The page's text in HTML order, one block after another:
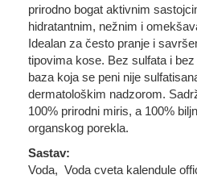
prirodno bogat aktivnim
hidratantnim, nežnim i
Idealan za često pranje i
tipovima kose. Bez sulfata i
baza koja se peni nije
dermatološkim nadzorom.
100% prirodni miris, a 100%
organskog porekla.
Sastav:
Voda, Voda cveta kalendule